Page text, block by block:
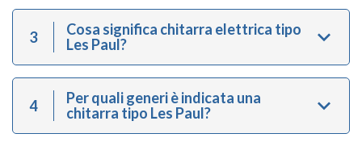
3
Cosa significa chitarra elettrica tipo
Les Paul?
4
Per quali generi è indicata una
chitarra tipo Les Paul?